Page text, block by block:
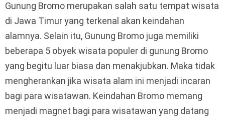
Gunung Bromo merupakan salah satu tempat wisata
di Jawa Timur yang terkenal akan keindahan
alamnya. Selain itu, Gunung Bromo juga memiliki
beberapa 5 obyek wisata populer di gunung Bromo
yang begitu luar biasa dan menakjubkan. Maka tidak
mengherankan jika wisata alam ini menjadi incaran
bagi para wisatawan. Keindahan Bromo memang
menjadi magnet bagi para wisatawan yang datang